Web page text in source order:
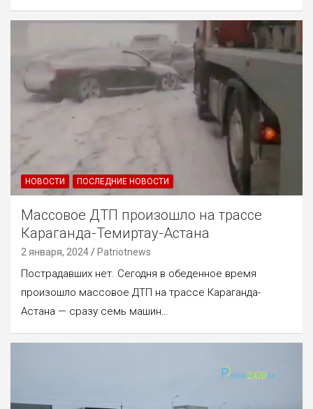
НОВОСТИ ПОСЛЕДНИЕ НОВОСТИ
Массовое ДТП произошло на трассе
Караганда-Темиртау-Астана
2 января, 2024 Patriotnews
Пострадавших нет. Сегодня в обеденное время
произошло массовое ДТП на трассе Караганда-
Астана — сразу семь машин…